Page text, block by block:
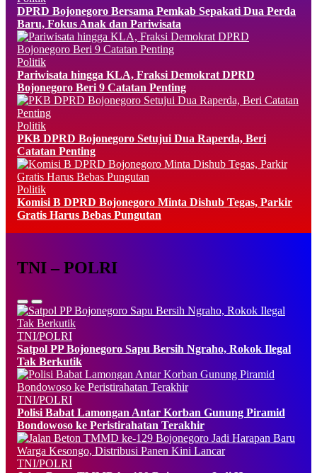
DPRD Bojonegoro Bersama Pemkab Sepakati Dua Perda
Baru, Fokus Anak dan Pariwisata
Politik
Pariwisata hingga KLA, Fraksi Demokrat DPRD
Bojonegoro Beri 9 Catatan Penting
Politik
PKB DPRD Bojonegoro Setujui Dua Raperda, Beri
Catatan Penting
Politik
Komisi B DPRD Bojonegoro Minta Dishub Tegas, Parkir
Gratis Harus Bebas Pungutan
TNI – POLRI
TNI/POLRI
Satpol PP Bojonegoro Sapu Bersih Ngraho, Rokok Ilegal
Tak Berkutik
TNI/POLRI
Polisi Babat Lamongan Antar Korban Gunung Piramid
Bondowoso ke Peristirahatan Terakhir
TNI/POLRI